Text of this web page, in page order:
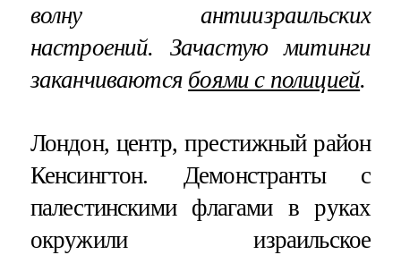
волну антиизраильских
настроений. Зачастую митинги
заканчиваются боями с полицией.
Лондон, центр, престижный район
Кенсингтон. Демонстранты с
палестинскими флагами в руках
окружили израильское